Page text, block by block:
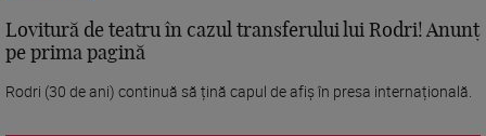
Lovitură de teatru în cazul transferului lui Rodri! Anunț
pe prima pagină
Rodri (30 de ani) continuă să țină capul de afiș în presa internațională.